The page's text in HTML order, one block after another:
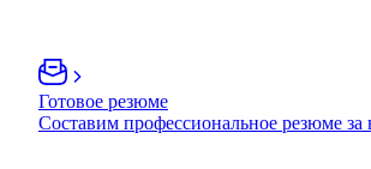
Готовое резюме
Составим профессиональное резюме за